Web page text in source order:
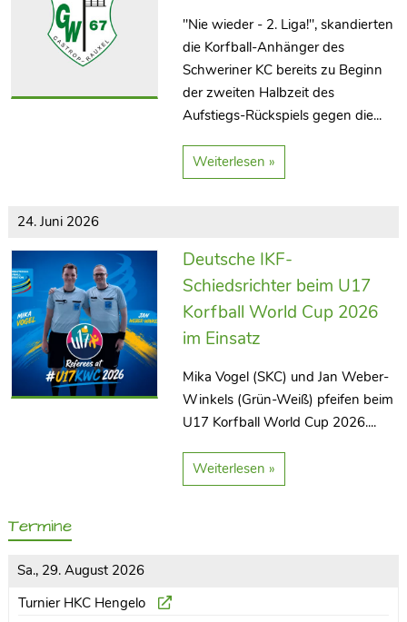
"Nie wieder - 2. Liga!", skandierten
die Korfball-Anhänger des
Schweriner KC bereits zu Beginn
der zweiten Halbzeit des
Aufstiegs-Rückspiels gegen die...
Weiterlesen »
24. Juni 2026
Deutsche IKF-
Schiedsrichter beim U17
Korfball World Cup 2026
im Einsatz
Mika Vogel (SKC) und Jan Weber-
Winkels (Grün-Weiß) pfeifen beim
U17 Korfball World Cup 2026....
Weiterlesen »
Termine
Sa., 29. August 2026
Turnier HKC Hengelo